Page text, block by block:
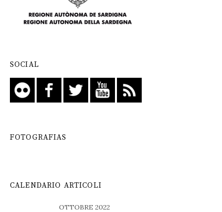
SOCIAL
FOTOGRAFIAS
CALENDARIO ARTICOLI
OTTOBRE 2022